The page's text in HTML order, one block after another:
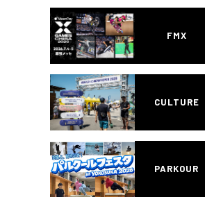
FMX
CULTURE
PARKOUR